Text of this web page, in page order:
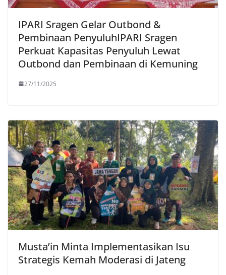
IPARI Sragen Gelar Outbond &
Pembinaan PenyuluhIPARI Sragen
Perkuat Kapasitas Penyuluh Lewat
Outbond dan Pembinaan di Kemuning
27/11/2025
Musta’in Minta Implementasikan Isu
Strategis Kemah Moderasi di Jateng